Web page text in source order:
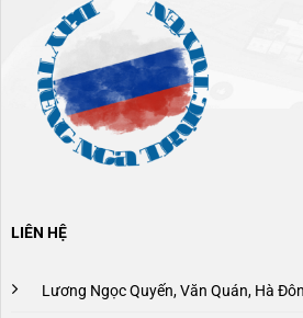
LIÊN HỆ
Lương Ngọc Quyến, Văn Quán, Hà